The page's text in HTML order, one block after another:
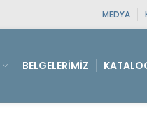
MEDYA
BELGELERIMIZ